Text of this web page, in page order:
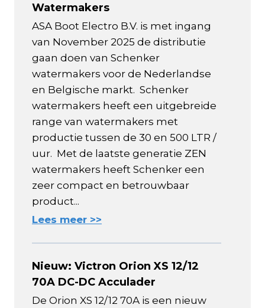
Watermakers
ASA Boot Electro B.V. is met ingang
van November 2025 de distributie
gaan doen van Schenker
watermakers voor de Nederlandse
en Belgische markt. Schenker
watermakers heeft een uitgebreide
range van watermakers met
productie tussen de 30 en 500 LTR /
uur. Met de laatste generatie ZEN
watermakers heeft Schenker een
zeer compact en betrouwbaar
product...
Lees meer >>
Nieuw: Victron Orion XS 12/12
70A DC-DC Acculader
De Orion XS 12/12 70A is een nieuw